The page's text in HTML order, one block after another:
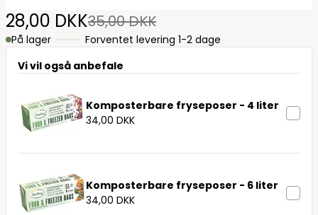
28,00 DKK35,00 DKK
På lager
Forventet levering 1-2 dage
Vi vil også anbefale
Komposterbare fryseposer - 4 liter
34,00 DKK
Komposterbare fryseposer - 6 liter
34,00 DKK